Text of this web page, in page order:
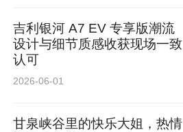
吉利银河 A7 EV 专享版潮流
设计与细节质感收获现场一致
认可
2026-06-01
甘泉峡谷里的快乐大姐，热情